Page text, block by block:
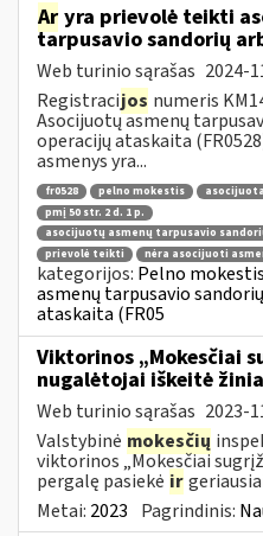
Ar yra prievolė teikti
tarpusavio sandorių
Web turinio sąrašas 2024-
Registracijos numeris
Asocijuotų asmenų
operacijų ataskaita
asmenys yra...
fr0528 pelno mokestis
pmį 50 str. 2 d. 1 p.
asocijuotų asmenų tarpusavio
prievolė teikti
nėra asocijuoti
kategorijos: Pelno
asmenų tarpusavio
ataskaita (FR05
Viktorinos „Mokesčiai
nugalėtojai iškeitė
Web turinio sąrašas 2023-
Valstybinė mokesčių
viktorinos „Mokesčiai
pergalę pasiekė ir
Metai: 2023 Pagrindinis: